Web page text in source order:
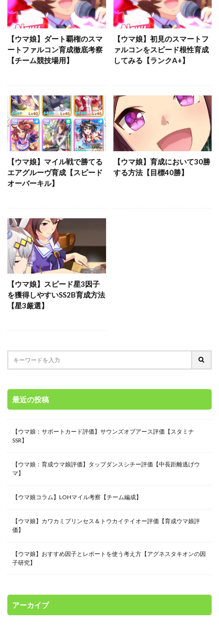
【ウマ娘】ダート覇権のスマ
ートファルコン育成徹底考察
【チーム競技場用】
【ウマ娘】初見のスマートフ
ァルコンをスピード根性育成
してみる【ランクA+】
【ウマ娘】マイル戦で勝てる
エアグルーヴ育成【スピード
オーバーキル】
【ウマ娘】育成において30勝
する方法【目標40勝】
【ウマ娘】スピード星3因子
を獲得しやすいSS2B育成方法
【星3厳選】
最近の投稿
【ウマ娘：サポートカード評価】サウンズオブアース評価【スタミナ
SSR】
【ウマ娘：育成ウマ娘評価】タップダンスシチー評価【中長距離逃げウ
マ】
【ウマ娘コラム】LOHマイル考察【チーム編成】
【ウマ娘】カワカミプリンセス＆トウカイテイオー評価【育成ウマ娘評
価】
【ウマ娘】おすすめ因子とレポートを使う考え方【アグネスタキオンの因
子研究】
アーカイブ